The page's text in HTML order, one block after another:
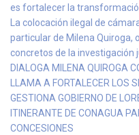
es fortalecer la
La colocación ilegal de
particular de Milena Quiroga,
concretos de la investigación
DIALOGA MILENA QUIROGA
LLAMA A FORTALECER LOS
GESTIONA GOBIERNO DE
ITINERANTE DE CONAGUA
CONCESIONES